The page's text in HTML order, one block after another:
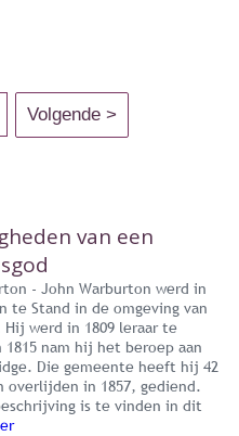
van een
- John Warburton werd in
te Stand in de omgeving van
Hij werd in 1809 leraar te
1815 nam hij het beroep aan
Die gemeente heeft hij 42
in 1857, gediend.
is te vinden in dit